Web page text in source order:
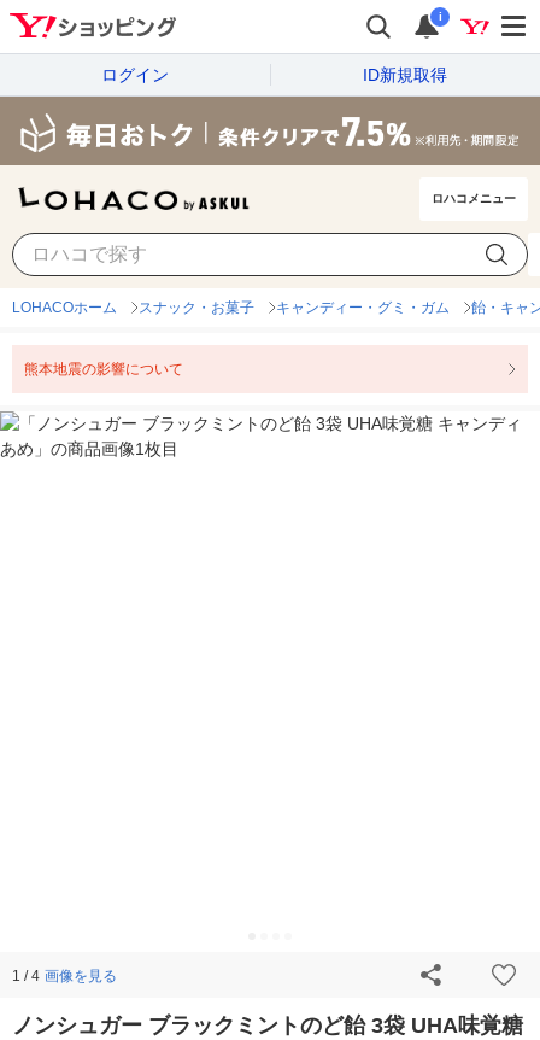
i
ログイン ID新規取得
ロハコメニュー
LOHACOホーム スナック・お菓子 キャンディー・グミ・ガム 飴・キャ
熊本地震の影響について
1 / 4 画像を見る
ノンシュガー ブラックミントのど飴 3袋 UHA味覚糖